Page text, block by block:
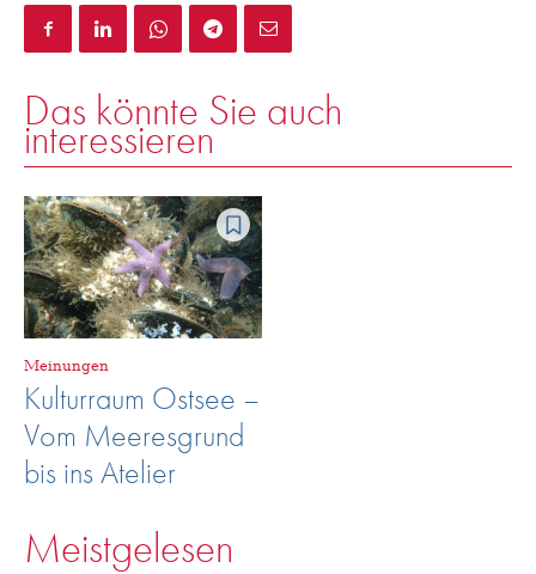
Das könnte Sie auch
interessieren
Meinungen
Kulturraum Ostsee –
Vom Meeresgrund
bis ins Atelier
Meistgelesen